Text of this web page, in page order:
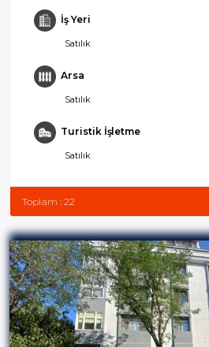
İş Yeri
Satılık
Arsa
Satılık
Turistik İşletme
Satılık
Toplam : 22